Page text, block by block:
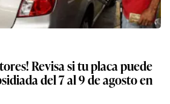
Revisa si tu placa puede
del 7 al 9 de agosto en